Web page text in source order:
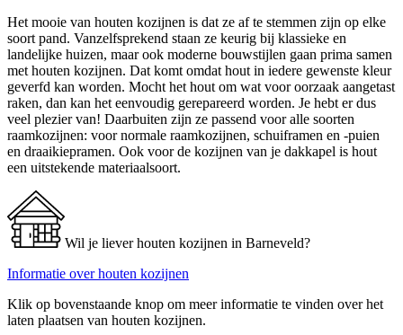
Het mooie van houten kozijnen is dat ze af te stemmen zijn op elke
soort pand. Vanzelfsprekend staan ze keurig bij klassieke en
landelijke huizen, maar ook moderne bouwstijlen gaan prima samen
met houten kozijnen. Dat komt omdat hout in iedere gewenste kleur
geverfd kan worden. Mocht het hout om wat voor oorzaak aangetast
raken, dan kan het eenvoudig gerepareerd worden. Je hebt er dus
veel plezier van! Daarbuiten zijn ze passend voor alle soorten
raamkozijnen: voor normale raamkozijnen, schuiframen en -puien
en draaikiepramen. Ook voor de kozijnen van je dakkapel is hout
een uitstekende materiaalsoort.
Wil je liever houten kozijnen in Barneveld?
Informatie over houten kozijnen
Klik op bovenstaande knop om meer informatie te vinden over het
laten plaatsen van houten kozijnen.